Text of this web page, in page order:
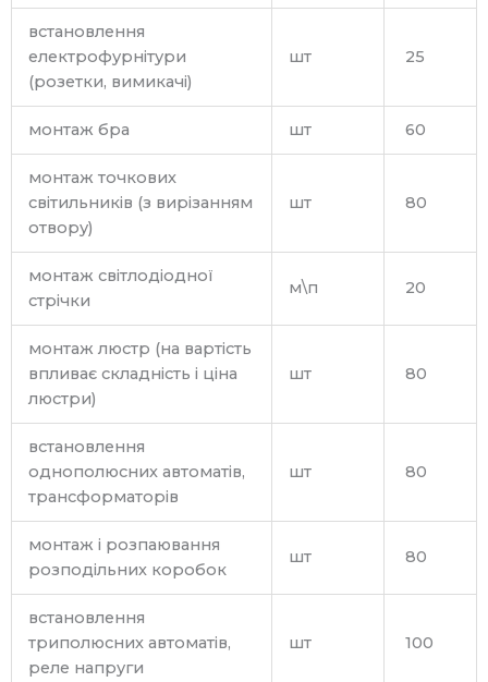
встановлення
електрофурнітури
(розетки, вимикачі)
шт 25
монтаж бра шт 60
монтаж точкових
світильників (з вирізанням
отвору)
шт 80
монтаж світлодіодної
стрічки
м\п 20
монтаж люстр (на вартість
впливає складність і ціна
люстри)
шт 80
встановлення
однополюсних автоматів,
трансформаторів
шт 80
монтаж і розпаювання
розподільних коробок
шт 80
встановлення
триполюсних автоматів,
реле напруги
шт 100